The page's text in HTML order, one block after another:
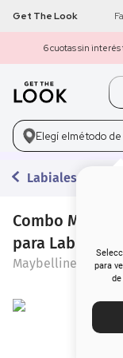
Get The Look
6 cuotas sin interés
Buscar
Elegí elmétodo
para
Labiales Líquidos
Combo
para Labios x 3
Maybelline
1 get the look
2 máscara pestañas
3.
5. corrector